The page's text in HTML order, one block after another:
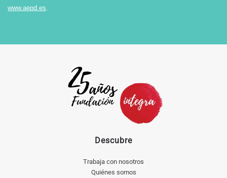
www.aepd.es
Descubre
Trabaja con nosotros
Quiénes somos